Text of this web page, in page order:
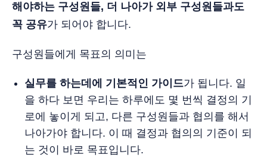
해야하는 구성원들, 더 나아가 외부 구성원들과도
꼭 공유가 되어야 합니다.
구성원들에게 목표의 의미는
실무를 하는데에 기본적인 가이드가 됩니다. 일
을 하다 보면 우리는 하루에도 몇 번씩 결정의 기
로에 놓이게 되고, 다른 구성원들과 협의를 해서
나아가야 합니다. 이 때 결정과 협의의 기준이 되
는 것이 바로 목표입니다.